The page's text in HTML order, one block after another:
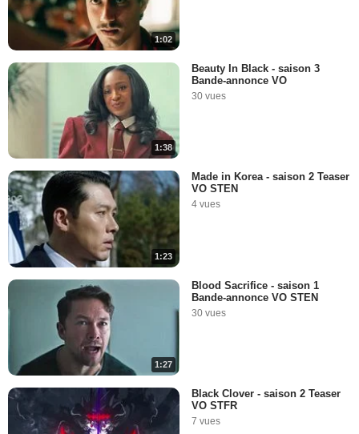
1:02
1:38
Beauty In Black - saison 3
Bande-annonce VO
30 vues
1:23
Made in Korea - saison 2 Teaser
VO STEN
4 vues
1:27
Blood Sacrifice - saison 1
Bande-annonce VO STEN
30 vues
Black Clover - saison 2 Teaser
VO STFR
7 vues